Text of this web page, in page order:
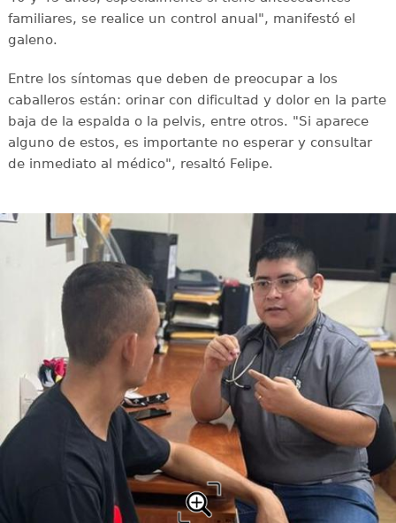
familiares, se realice un control anual", manifestó el
galeno.
Entre los síntomas que deben de preocupar a los
caballeros están: orinar con dificultad y dolor en la parte
baja de la espalda o la pelvis, entre otros. "Si aparece
alguno de estos, es importante no esperar y consultar
de inmediato al médico", resaltó Felipe.